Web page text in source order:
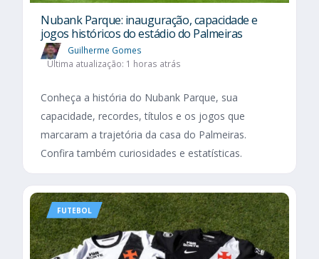
Nubank Parque: inauguração, capacidade e
jogos históricos do estádio do Palmeiras
Guilherme Gomes
Última atualização: 1 horas atrás
Conheça a história do Nubank Parque, sua
capacidade, recordes, títulos e os jogos que
marcaram a trajetória da casa do Palmeiras.
Confira também curiosidades e estatísticas.
FUTEBOL